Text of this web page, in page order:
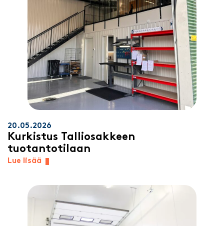
20.05.2026
Kurkistus Talliosakkeen
tuotantotilaan
Lue lisää